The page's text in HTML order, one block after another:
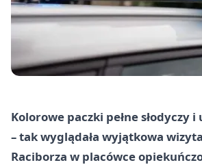
Kolorowe paczki pełne słodyczy
– tak wyglądała wyjątkowa
Raciborza w placówce